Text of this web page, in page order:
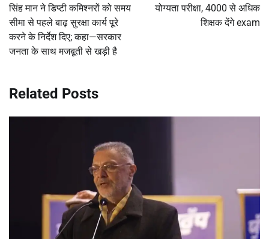
सिंह मान ने डिप्टी कमिश्नरों को समय
सीमा से पहले बाढ़ सुरक्षा कार्य पूरे
करने के निर्देश दिए; कहा—सरकार
जनता के साथ मजबूती से खड़ी है
योग्यता परीक्षा, 4000 से अधिक
शिक्षक देंगे exam
Related Posts